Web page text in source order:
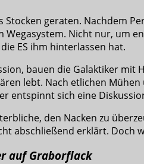
Stocken geraten. Nachdem
Wegasystem. Nicht nur, um
ES ihm hinterlassen hat.
bauen die Galaktiker mit
lebt. Nach etlichen
entspinnt sich eine
den Nacken zu
abschließend erklärt.
auf Graborflack